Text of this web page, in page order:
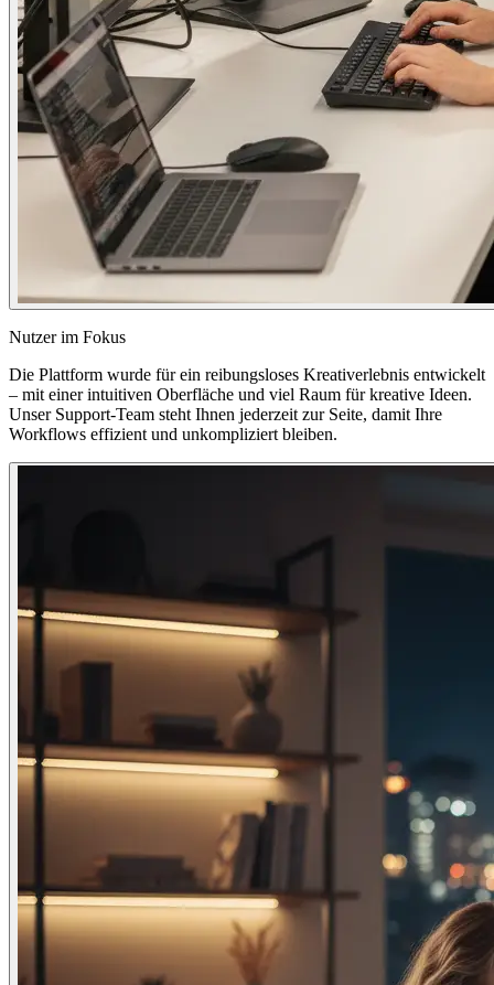
Nutzer im Fokus
Die Plattform wurde für ein reibungsloses Kreativerlebnis entwickelt
– mit einer intuitiven Oberfläche und viel Raum für kreative Ideen.
Unser Support-Team steht Ihnen jederzeit zur Seite, damit Ihre
Workflows effizient und unkompliziert bleiben.